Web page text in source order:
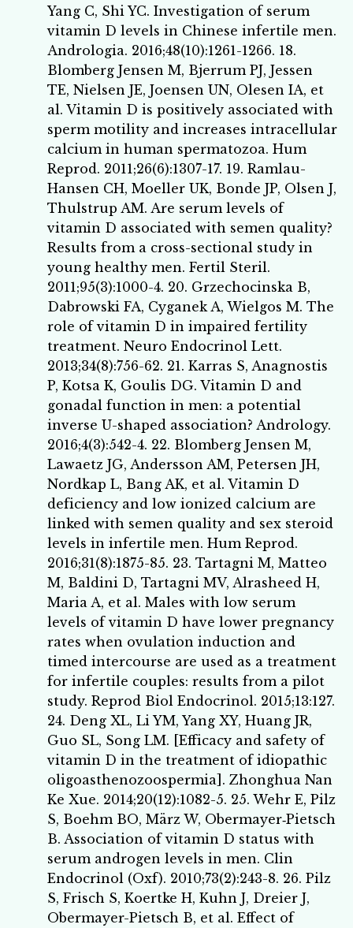
Yang C, Shi YC. Investigation of serum
vitamin D levels in Chinese infertile men.
Andrologia. 2016;48(10):1261-1266. 18.
Blomberg Jensen M, Bjerrum PJ, Jessen
TE, Nielsen JE, Joensen UN, Olesen IA, et
al. Vitamin D is positively associated with
sperm motility and increases intracellular
calcium in human spermatozoa. Hum
Reprod. 2011;26(6):1307-17. 19. Ramlau-
Hansen CH, Moeller UK, Bonde JP, Olsen J,
Thulstrup AM. Are serum levels of
vitamin D associated with semen quality?
Results from a cross-sectional study in
young healthy men. Fertil Steril.
2011;95(3):1000-4. 20. Grzechocinska B,
Dabrowski FA, Cyganek A, Wielgos M. The
role of vitamin D in impaired fertility
treatment. Neuro Endocrinol Lett.
2013;34(8):756-62. 21. Karras S, Anagnostis
P, Kotsa K, Goulis DG. Vitamin D and
gonadal function in men: a potential
inverse U-shaped association? Andrology.
2016;4(3):542-4. 22. Blomberg Jensen M,
Lawaetz JG, Andersson AM, Petersen JH,
Nordkap L, Bang AK, et al. Vitamin D
deficiency and low ionized calcium are
linked with semen quality and sex steroid
levels in infertile men. Hum Reprod.
2016;31(8):1875-85. 23. Tartagni M, Matteo
M, Baldini D, Tartagni MV, Alrasheed H,
Maria A, et al. Males with low serum
levels of vitamin D have lower pregnancy
rates when ovulation induction and
timed intercourse are used as a treatment
for infertile couples: results from a pilot
study. Reprod Biol Endocrinol. 2015;13:127.
24. Deng XL, Li YM, Yang XY, Huang JR,
Guo SL, Song LM. [Efficacy and safety of
vitamin D in the treatment of idiopathic
oligoasthenozoospermia]. Zhonghua Nan
Ke Xue. 2014;20(12):1082-5. 25. Wehr E, Pilz
S, Boehm BO, März W, Obermayer‐Pietsch
B. Association of vitamin D status with
serum androgen levels in men. Clin
Endocrinol (Oxf). 2010;73(2):243-8. 26. Pilz
S, Frisch S, Koertke H, Kuhn J, Dreier J,
Obermayer-Pietsch B, et al. Effect of